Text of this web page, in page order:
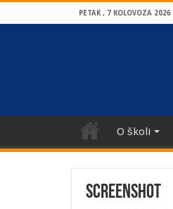
PETAK , 7 KOLOVOZA 2026
O školi
Screenshot